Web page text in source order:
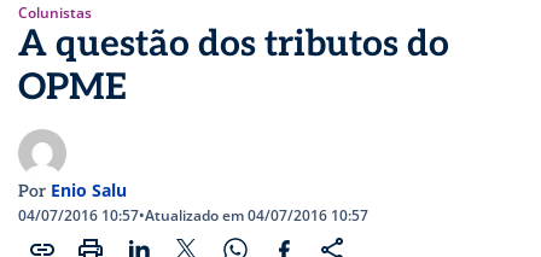
Colunistas
A questão dos tributos do
OPME
Por Enio Salu
04/07/2016 10:57•Atualizado em 04/07/2016 10:57